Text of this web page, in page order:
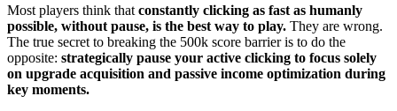
Most players think that constantly clicking as fast as humanly
possible, without pause, is the best way to play. They are wrong.
The true secret to breaking the 500k score barrier is to do the
opposite: strategically pause your active clicking to focus solely
on upgrade acquisition and passive income optimization during
key moments.